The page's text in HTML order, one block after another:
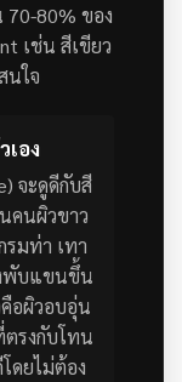
70-80% ของ
เช่น สีเขียว
นใจ
อง
จะดูดีกับสี
คนผิวขาว
รมท่า เทา
พับแขนขึ้น
อผิวอบอุ่น
ตรงกับโทน
ดยไม่ต้อง